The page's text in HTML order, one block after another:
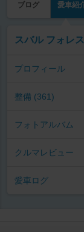
ブログ 愛車紹
スバル フォレ
プロフィール
整備 (361)
フォトアルバム
クルマレビュー
愛車ログ